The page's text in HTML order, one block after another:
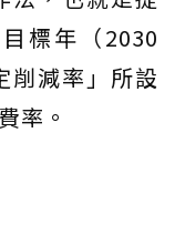
標年（2030
削減率」所設
率。